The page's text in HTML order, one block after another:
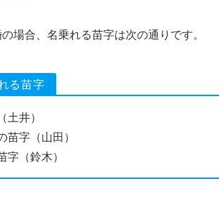
場合、名乗れる苗字は次の通りです。
る苗字
井）
字（山田）
（鈴木）